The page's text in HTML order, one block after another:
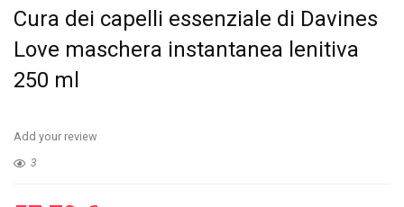
Cura dei capelli essenziale di Davines
Love maschera instantanea lenitiva
250 ml
Add your review
3